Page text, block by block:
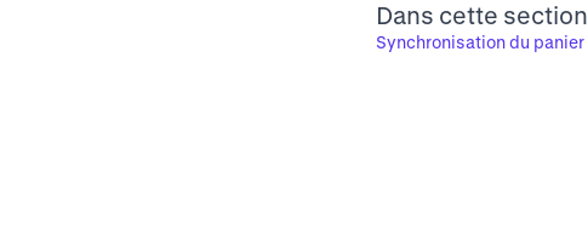
Dans cette section
Synchronisation du panier